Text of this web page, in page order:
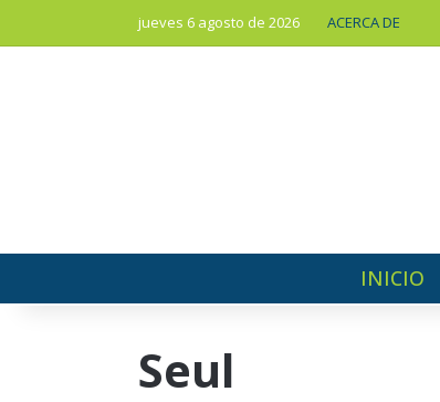
jueves 6 agosto de 2026 ACERCA DE
INICIO
Seul